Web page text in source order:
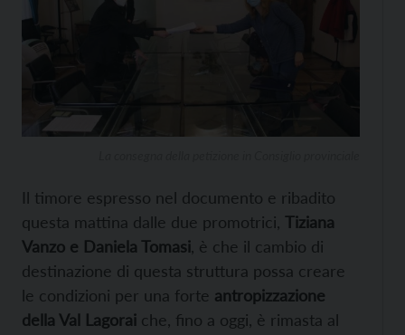
Il timore espresso nel documento e ribadito
questa mattina dalle due promotrici, Tiziana
Vanzo e Daniela Tomasi , è che il cambio di
destinazione di questa struttura possa creare
le condizioni per una forte antropizzazione
della Val Lagorai che, fino a oggi, è rimasta al